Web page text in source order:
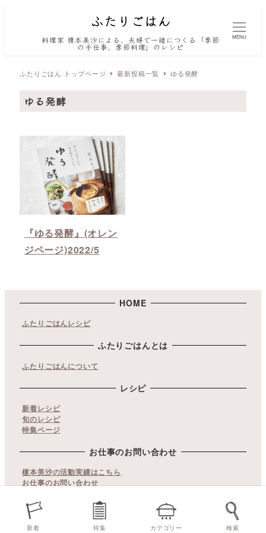
料理家 榎本美沙による、夫婦で一緒につくる「季節
の手仕事、季節料理」のレシピ
MENU
ふたりごはん トップページ 最新投稿一覧 ゆる発酵
ゆる発酵
『ゆる発酵』(オレン
ジページ)2022/5
HOME
ふたりごはんレシピ
ふたりごはんとは
ふたりごはんについて
レシピ
新着レシピ
旬のレシピ
特集ページ
お仕事のお問い合わせ
榎本美沙の活動実績はこちら
お仕事のお問い合わせ
copyrights© ふたりごはん. All Rights Reserved.
当サイト内の文章・画像等の無断転載及び複製などの行為はご
遠慮ください。
新着 特集 カテゴリー 検索